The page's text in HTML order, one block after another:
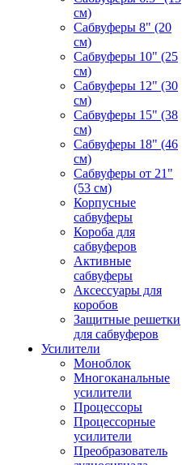
см)
Сабвуферы 8" (20
см)
Сабвуферы 10" (25
см)
Сабвуферы 12" (30
см)
Сабвуферы 15" (38
см)
Сабвуферы 18" (46
см)
Сабвуферы от 21"
(53 см)
Корпусные
сабвуферы
Короба для
сабвуферов
Активные
сабвуферы
Аксессуары для
коробов
Защитные решетки
для сабвуферов
Усилители
Моноблок
Многоканальные
усилители
Процессоры
Процессорные
усилители
Преобразователь